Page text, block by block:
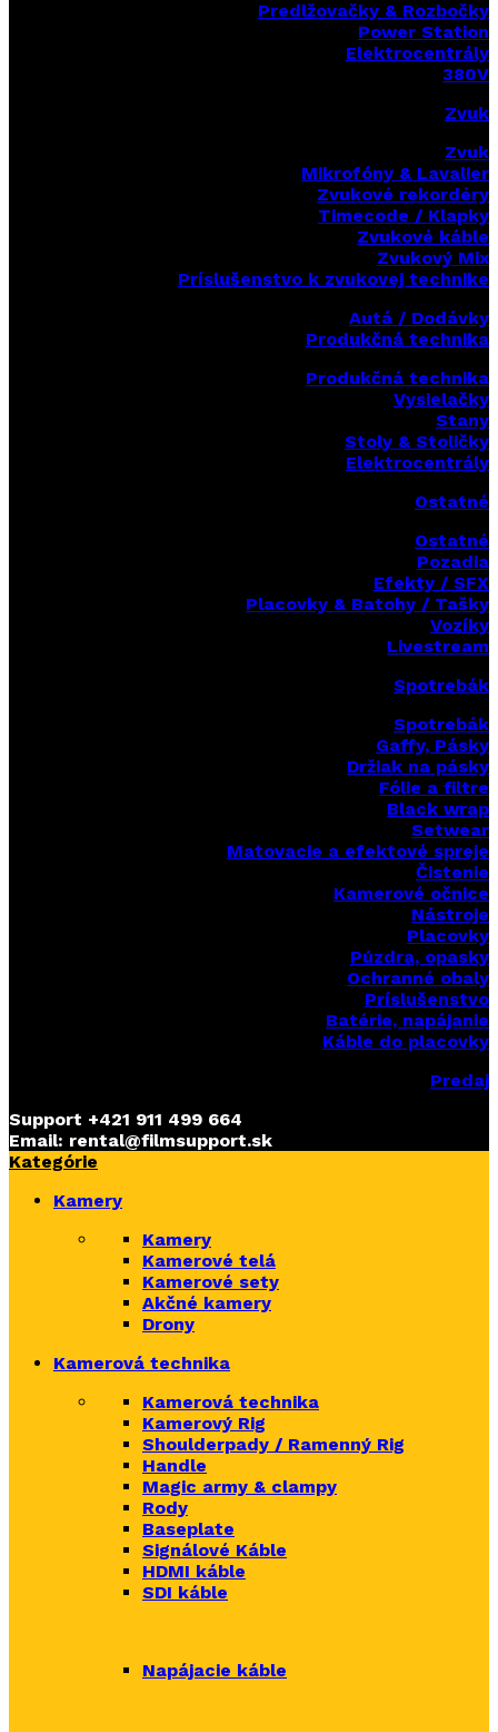
Predlžovačky & Rozbočky
Power Station
Elektrocentrály
380V
Zvuk
Zvuk
Mikrofóny & Lavalier
Zvukové rekordéry
Timecode / Klapky
Zvukové káble
Zvukový Mix
Príslušenstvo k zvukovej technike
Autá / Dodávky
Produkčná technika
Produkčná technika
Vysielačky
Stany
Stoly & Stoličky
Elektrocentrály
Ostatné
Ostatné
Pozadia
Efekty / SFX
Placovky & Batohy / Tašky
Vozíky
Livestream
Spotrebák
Spotrebák
Gaffy, Pásky
Držiak na pásky
Fólie a filtre
Black wrap
Setwear
Matovacie a efektové spreje
Čistenie
Kamerové očnice
Nástroje
Placovky
Púzdra, opasky
Ochranné obaly
Príslušenstvo
Batérie, napájanie
Káble do placovky
Predaj
Support +421 911 499 664
Email: rental@filmsupport.sk
Kategórie
Kamery
Kamery
Kamerové telá
Kamerové sety
Akčné kamery
Drony
Kamerová technika
Kamerová technika
Kamerový Rig
Shoulderpady / Ramenný Rig
Handle
Magic army & clampy
Rody
Baseplate
Signálové Káble
HDMI káble
SDI káble
Napájacie káble